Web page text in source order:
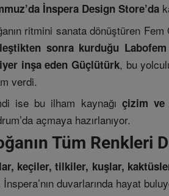
İnspera Design Store’da
ritmini sanata dönüştüren Fem
sonra kurduğu Labofem
inşa eden Güçlütürk, bu
verdi.
ise bu ilham kaynağı çizim ve
açmaya hazırlanıyor.
Tüm Renkleri
keçiler, tilkiler, kuşlar,
duvarlarında hayat